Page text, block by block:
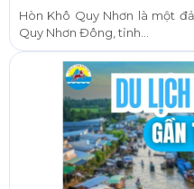
Hòn Khô Quy Nhơn là một
Quy Nhơn Đông, tỉnh...